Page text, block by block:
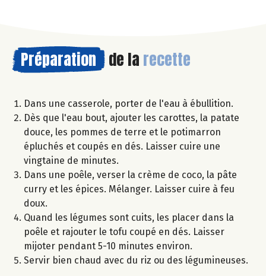
Préparation de la recette
Dans une casserole, porter de l'eau à ébullition.
Dès que l'eau bout, ajouter les carottes, la patate
douce, les pommes de terre et le potimarron
épluchés et coupés en dés. Laisser cuire une
vingtaine de minutes.
Dans une poêle, verser la crème de coco, la pâte
curry et les épices. Mélanger. Laisser cuire à feu
doux.
Quand les légumes sont cuits, les placer dans la
poêle et rajouter le tofu coupé en dés. Laisser
mijoter pendant 5-10 minutes environ.
Servir bien chaud avec du riz ou des légumineuses.